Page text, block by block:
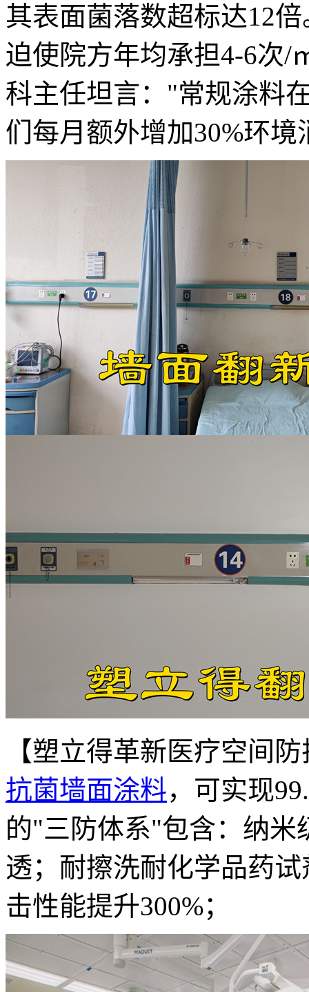
其表面菌落数超标达12
迫使院方年均承担4-6次/
科主任坦言："常规涂料
们每月额外增加30%环境
【塑立得革新医疗空间
抗菌墙面涂料，可实现
的"三防体系"包含：纳米
透；耐擦洗耐化学品药
击性能提升300%；